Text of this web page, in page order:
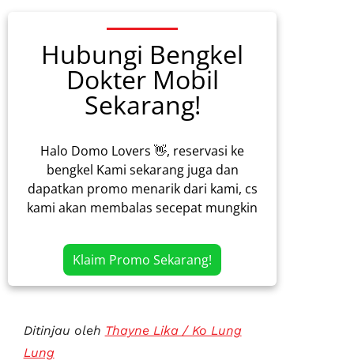
Hubungi Bengkel
Dokter Mobil
Sekarang!
Halo Domo Lovers 👋, reservasi ke
bengkel Kami sekarang juga dan
dapatkan promo menarik dari kami, cs
kami akan membalas secepat mungkin
Klaim Promo Sekarang!
Ditinjau oleh Thayne Lika / Ko Lung
Lung